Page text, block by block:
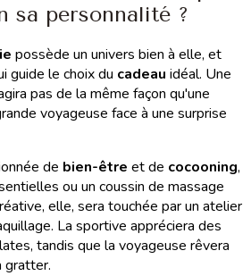
sa personnalité ?
possède un univers bien à elle, et
guide le choix du cadeau idéal. Une
pas de la même façon qu'une
voyageuse face à une surprise
de bien-être et de cocooning,
ou un coussin de massage
elle, sera touchée par un atelier
La sportive appréciera des
tandis que la voyageuse rêvera
gratter.